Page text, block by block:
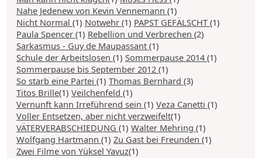
Nahe Jedenew von Kevin Vennemann (1)
Nicht Normal (1) Notwehr (1) PAPST GEFÄLSCHT (1)
Paula Spencer (1) Rebellion und Verbrechen (2)
Sarkasmus - Guy de Maupassant (1)
Schule der Arbeitslosen (1) Sommerpause 2014 (1)
Sommerpause bis September 2012 (1)
So starb eine Partei (1) Thomas Bernhard (3)
Titos Brille(1) Veilchenfeld (1)
Vernunft kann Irreführend sein (1) Veza Canetti (1)
Voller Entsetzen, aber nicht verzweifelt(1)
VÄTERVERABSCHIEDUNG (1) Walter Mehring (1)
Wolfgang Hartmann (1) Zu Gast bei Freunden (1)
Zwei Filme von Yüksel Yavuz(1)